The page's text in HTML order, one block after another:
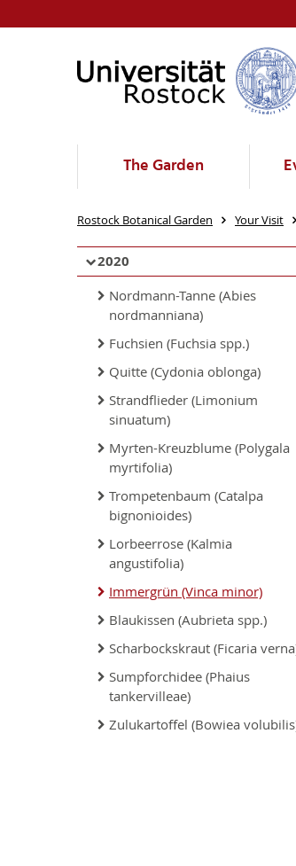
The Garden
Rostock Botanical Garden Your Visit
2020
Nordmann-Tanne (Abies
nordmanniana)
Fuchsien (Fuchsia spp.)
Quitte (Cydonia oblonga)
Strandflieder (Limonium
sinuatum)
Myrten-Kreuzblume (Polygala
myrtifolia)
Trompetenbaum (Catalpa
bignonioides)
Lorbeerrose (Kalmia
angustifolia)
Immergrün (Vinca minor)
Blaukissen (Aubrieta spp.)
Scharbockskraut (Ficaria
Sumpforchidee (Phaius
tankervilleae)
Zulukartoffel (Bowiea